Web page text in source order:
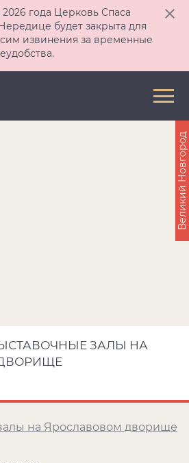
2026 года Церковь Спаса
будет закрыта для
извинения за временные
ЗАЛЫ НА
на Ярославовом дворище
Великий Новгород